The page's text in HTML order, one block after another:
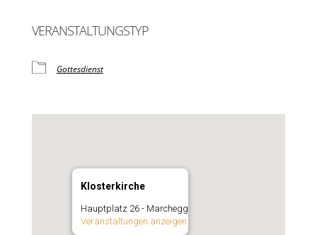
VERANSTALTUNGSTYP
Gottesdienst
Klosterkirche
Hauptplatz 26 - Marchegg
Veranstaltungen anzeigen